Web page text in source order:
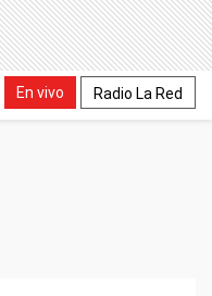
En vivo Radio La Red